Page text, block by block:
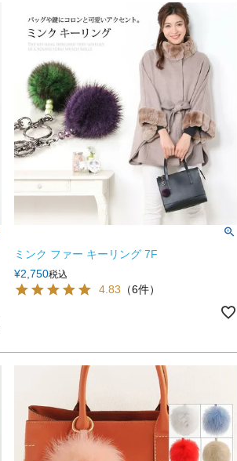
ミンク ファー キーリング 7F
¥2,750税込
4.83 （6件）